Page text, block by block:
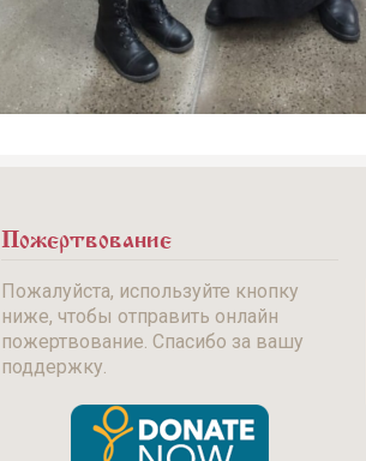
Пожертвование
Пожалуйста, используйте кнопку
ниже, чтобы отправить онлайн
пожертвование. Спасибо за вашу
поддержку.